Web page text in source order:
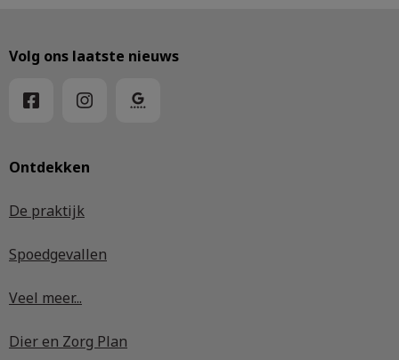
Ontdekken
De praktijk
Spoedgevallen
Veel meer...
Dier en Zorg Plan
Volg ons laatste nieuws